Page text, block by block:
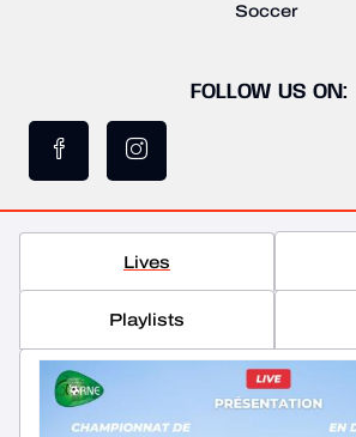
Soccer
FOLLOW US ON:
Lives
Playlists